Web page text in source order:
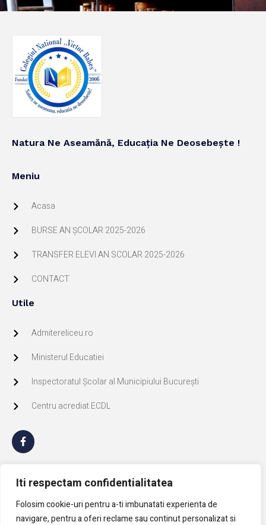
Iti respectam confidentialitatea
Folosim cookie-uri pentru a-ti imbunatati experienta de
navigare, pentru a oferi reclame sau continut personalizat si
Natura Ne Aseamănă, Educația Ne Deosebește !
Meniu
Acasa
BURSE AN ŞCOLAR 2025-2026
TRANSFER ELEVI AN SCOLAR 2025-2026
CONTACT
Utile
Admitereliceu.ro
Ministerul Educatiei
Inspectoratul Școlar al Municipiului București
Centru acrediat ECDL
Politica de Cookie